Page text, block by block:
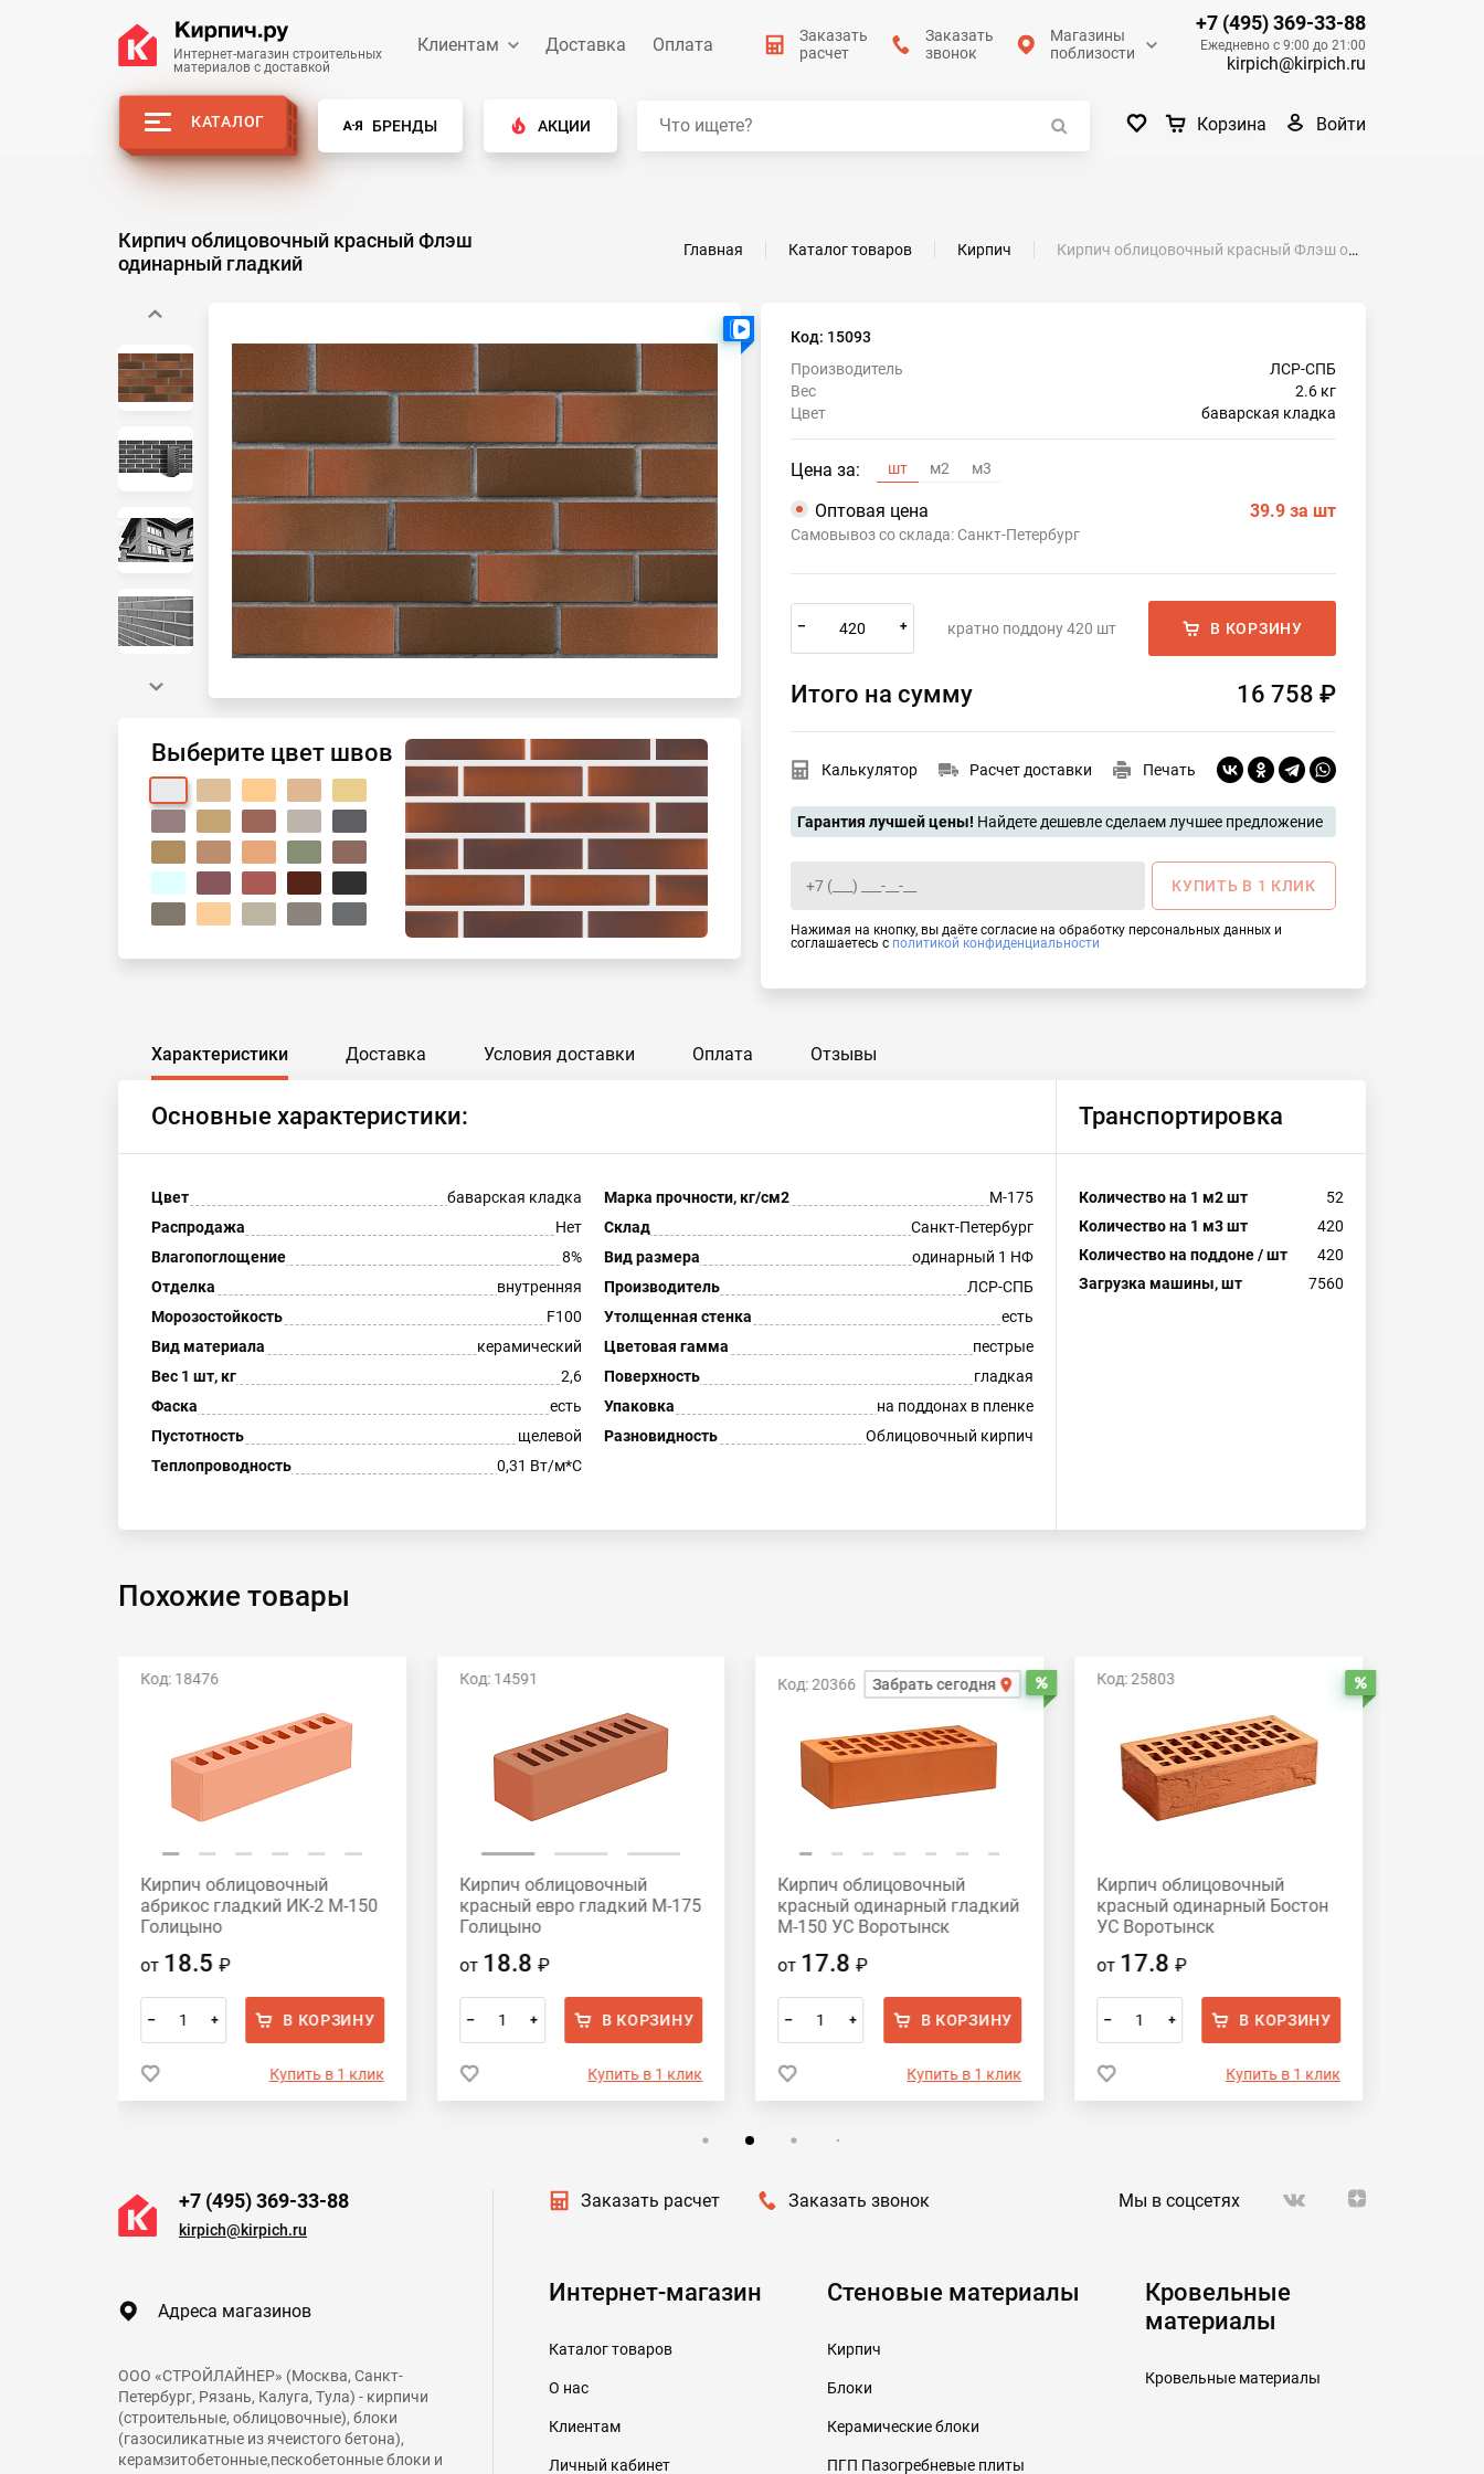
Интернет-магазин строительных
материалов с доставкой
Клиентам Доставка Оплата
Заказать
расчет
Заказать
звонок
Магазины
поблизости
+7 (495) 369-33-88
Ежедневно с 9:00 до 21:00
kirpich@kirpich.ru
КАТАЛОГ БРЕНДЫ АКЦИИ Корзина Войти
Кирпич облицовочный красный Флэш
одинарный гладкий
Главная Каталог товаров Кирпич Кирпич облицовочный красный Флэш одинарный гладкий
Выберите цвет швов
Код: 15093
Производитель
ЛСР-СПБ
Вес
2.6 кг
Цвет
баварская кладка
Цена за: шт м2 м3
Оптовая цена 39.9 за шт
Самовывоз со склада: Санкт-Петербург
– + кратно поддону 420 шт В КОРЗИНУ
Итого на сумму 16 758 ₽
Калькулятор Расчет доставки Печать
Гарантия лучшей цены! Найдете дешевле сделаем лучшее предложение
КУПИТЬ В 1 КЛИК
Нажимая на кнопку, вы даёте согласие на обработку персональных данных и
соглашаетесь с политикой конфиденциальности
Характеристики Доставка Условия доставки Оплата Отзывы
Основные характеристики:
Цвет баварская кладка Марка прочности, кг/см2
М-175
Распродажа
Нет Склад
Санкт-Петербург
Влагопоглощение
8% Вид размера
одинарный 1 НФ
Отделка
внутренняя Производитель
ЛСР-СПБ
Морозостойкость
F100 Утолщенная стенка
есть
Вид материала
керамический Цветовая гамма
пестрые
Вес 1 шт, кг
2,6 Поверхность
гладкая
Фаска
есть Упаковка
на поддонах в пленке
Пустотность
щелевой Разновидность
Облицовочный кирпич
Теплопроводность
0,31 Вт/м*С
Транспортировка
Количество на 1 м2 шт
52
Количество на 1 м3 шт
420
Количество на поддоне / шт
420
Загрузка машины, шт
7560
Похожие товары
Код: 18476
Кирпич облицовочный
абрикос гладкий ИК-2 М-150
Голицыно
от 18.5 ₽
– + В КОРЗИНУ
Купить в 1 клик
Код: 14591
Кирпич облицовочный
красный евро гладкий М-175
Голицыно
от 18.8 ₽
– + В КОРЗИНУ
Купить в 1 клик
Код: 20366 Забрать сегодня Распродажа
Кирпич облицовочный
красный одинарный гладкий
М-150 УС Воротынск
от 17.8₽
– + В КОРЗИНУ
Купить в 1 клик
Код: 25803
Кирпич облицовочный
красный одинарный Бостон
УС Воротынск
от 17.8₽
– + В КОРЗИНУ
Купить в 1 клик
+7 (495) 369-33-88
kirpich@kirpich.ru
Адреса магазинов
ООО «СТРОЙЛАЙНЕР» (Москва, Санкт-
Петербург, Рязань, Калуга, Тула) - кирпичи
(строительные, облицовочные), блоки
(газосиликатные из ячеистого бетона),
керамзитобетонные,пескобетонные блоки и
Заказать расчет Заказать звонок Мы в соцсетях
Интернет-магазин
Каталог товаров
О нас
Клиентам
Личный кабинет
Стеновые материалы
Кирпич
Блоки
Керамические блоки
ПГП Пазогребневые плиты
Кровельные
материалы
Кровельные материалы